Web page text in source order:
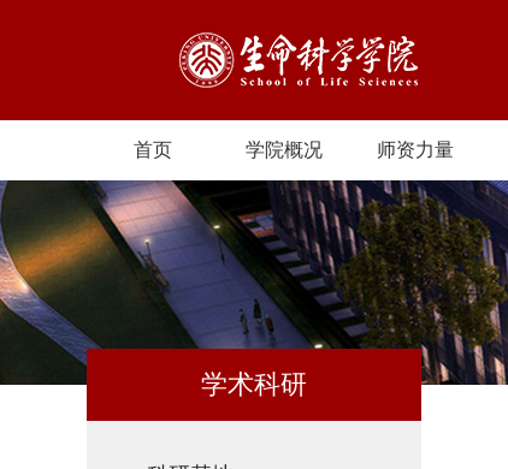
首页 学院概况 师资力量
学术科研